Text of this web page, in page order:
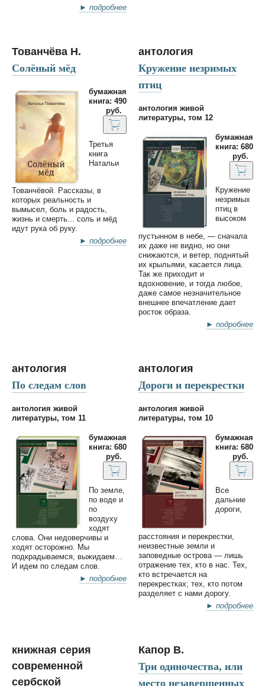
► подробнее
Тованчёва Н.
Солёный мёд
бумажная
книга: 490
руб.
Третья
книга
Натальи
Тованчёвой. Рассказы, в
которых реальность и
вымысел, боль и радость,
жизнь и смерть... соль и мёд
идут рука об руку.
► подробнее
антология
Кружение незримых
птиц
антология живой
литературы, том 12
бумажная
книга: 680
руб.
Кружение
незримых
птиц в
высоком
пустынном в небе, — сначала
их даже не видно, но они
снижаются, и ветер, поднятый
их крыльями, касается лица.
Так же приходит и
вдохновение, и тогда любое,
даже самое незначительное
внешнее впечатление дает
росток образа.
► подробнее
антология
По следам слов
антология живой
литературы, том 11
бумажная
книга: 680
руб.
По земле,
по воде и
по
воздуху
ходят
слова. Они недоверчивы и
ходят осторожно. Мы
подкрадываемся, выжидаем…
И идем по следам слов.
► подробнее
антология
Дороги и перекрестки
антология живой
литературы, том 10
бумажная
книга: 680
руб.
Все
дальние
дороги,
расстояния и перекрестки,
неизвестные земли и
заповедные острова — лишь
отражение тех, кто в нас. Тех,
кто встречается на
перекрестках; тех, кто потом
разделяет с нами дорогу.
► подробнее
книжная серия
современной
сербской
Капор В.
Три одиночества, или
место незавершенных